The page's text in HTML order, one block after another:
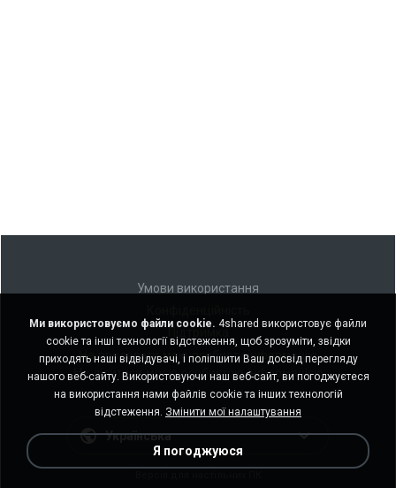
Умови використання
Не продавати мою особисту інформацію
Не ділитися моєю особистою інформацією
Українська
Ми використовуємо файли cookie. 4shared використовує файли
cookie та інші технології відстеження, щоб зрозуміти, звідки
приходять наші відвідувачі, і поліпшити Ваш досвід перегляду
нашого веб-сайту. Використовуючи наш веб-сайт, ви погоджуєтеся
на використання нами файлів cookie та інших технологій
відстеження. Змінити мої налаштування
Я погоджуюся